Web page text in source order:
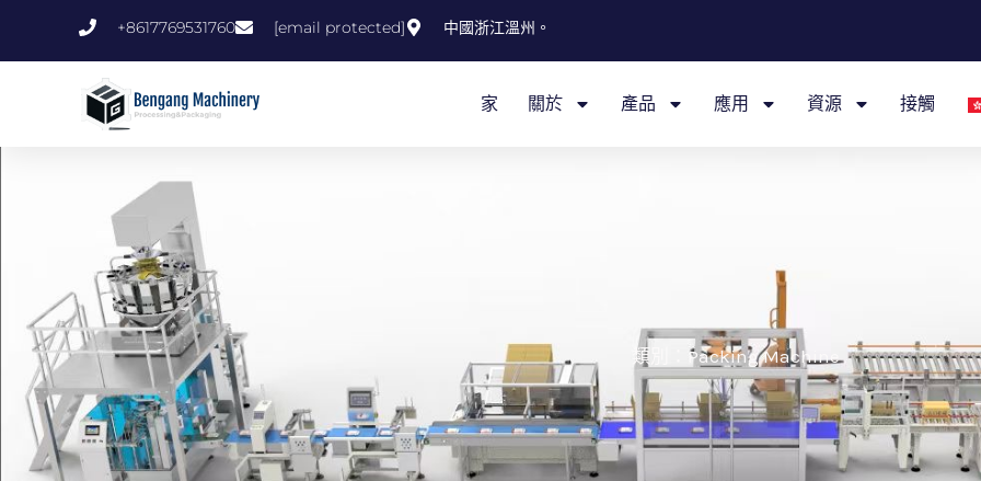
+8617769531760 [email protected] 中國浙江溫州。
家 關於 產品 應用 資源 接觸
類別：Packing Machine